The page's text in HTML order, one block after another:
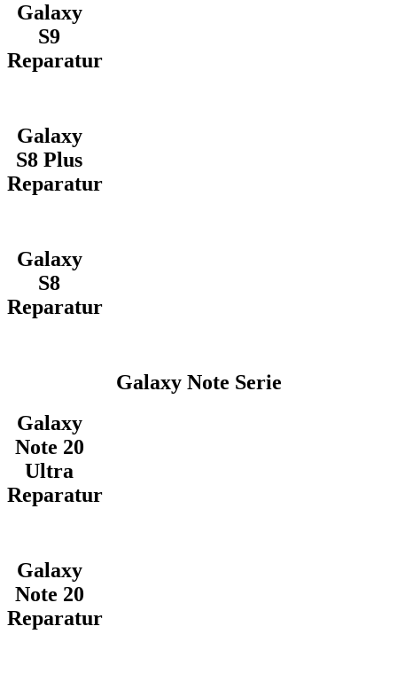
Galaxy
S9
Reparatur
Galaxy
S8 Plus
Reparatur
Galaxy
S8
Reparatur
Galaxy Note Serie
Galaxy
Note 20
Ultra
Reparatur
Galaxy
Note 20
Reparatur